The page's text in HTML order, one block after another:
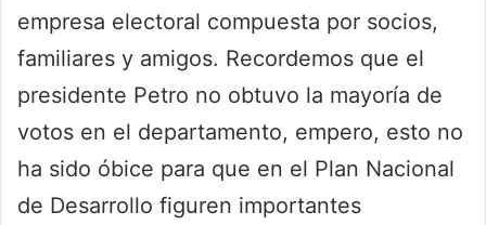
empresa electoral compuesta por socios,
familiares y amigos. Recordemos que el
presidente Petro no obtuvo la mayoría de
votos en el departamento, empero, esto no
ha sido óbice para que en el Plan Nacional
de Desarrollo figuren importantes